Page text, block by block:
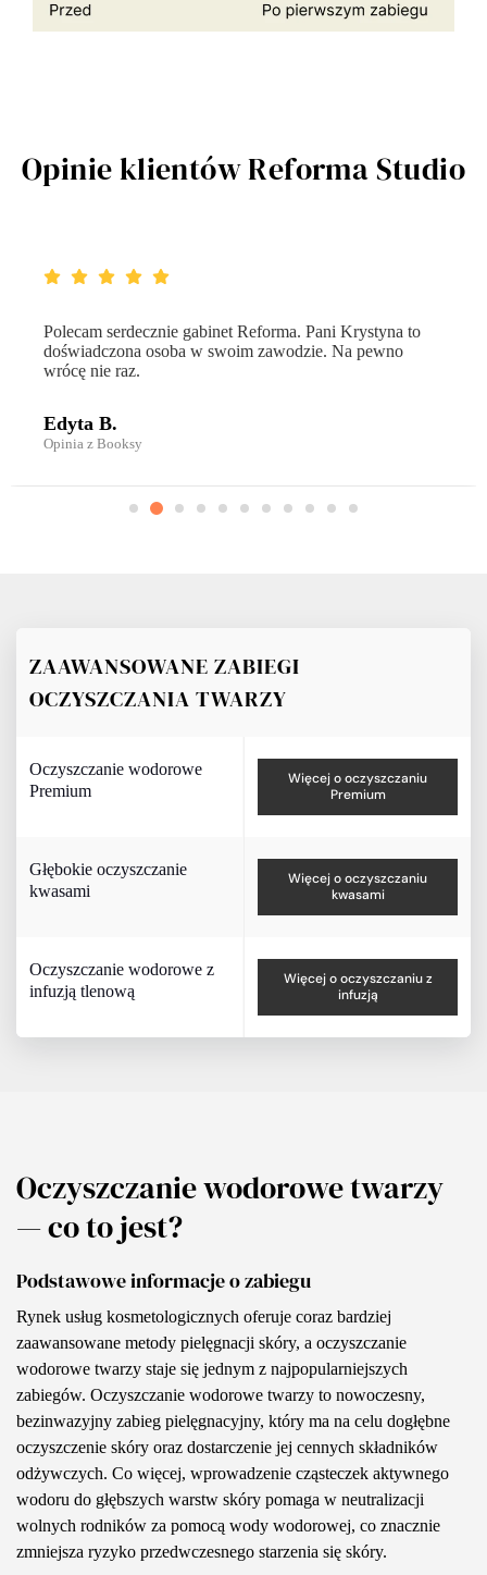
Opinie klientów Reforma Studio
Jestem bardzo zadowolona! Czułam się
usługa została wykonana bardzo profesjonalnie.
ZAAWANSOWANE ZABIEGI
OCZYSZCZANIA TWARZY
Oczyszczanie wodorowe
Premium
Więcej o oczyszczaniu
Premium
Głębokie oczyszczanie
kwasami
Więcej o oczyszczaniu
kwasami
Oczyszczanie wodorowe z
infuzją tlenową
Więcej o oczyszczaniu z
infuzją
Oczyszczanie wodorowe twarzy
— co to jest?
Podstawowe informacje o zabiegu
Rynek usług kosmetologicznych oferuje coraz bardziej
zaawansowane metody pielęgnacji skóry, a oczyszczanie
wodorowe twarzy staje się jednym z najpopularniejszych
zabiegów. Oczyszczanie wodorowe twarzy to nowoczesny,
bezinwazyjny zabieg pielęgnacyjny, który ma na celu dogłębne
oczyszczenie skóry oraz dostarczenie jej cennych składników
odżywczych. Co więcej, wprowadzenie cząsteczek aktywnego
wodoru do głębszych warstw skóry pomaga w neutralizacji
wolnych rodników za pomocą wody wodorowej, co znacznie
zmniejsza ryzyko przedwczesnego starzenia się skóry.